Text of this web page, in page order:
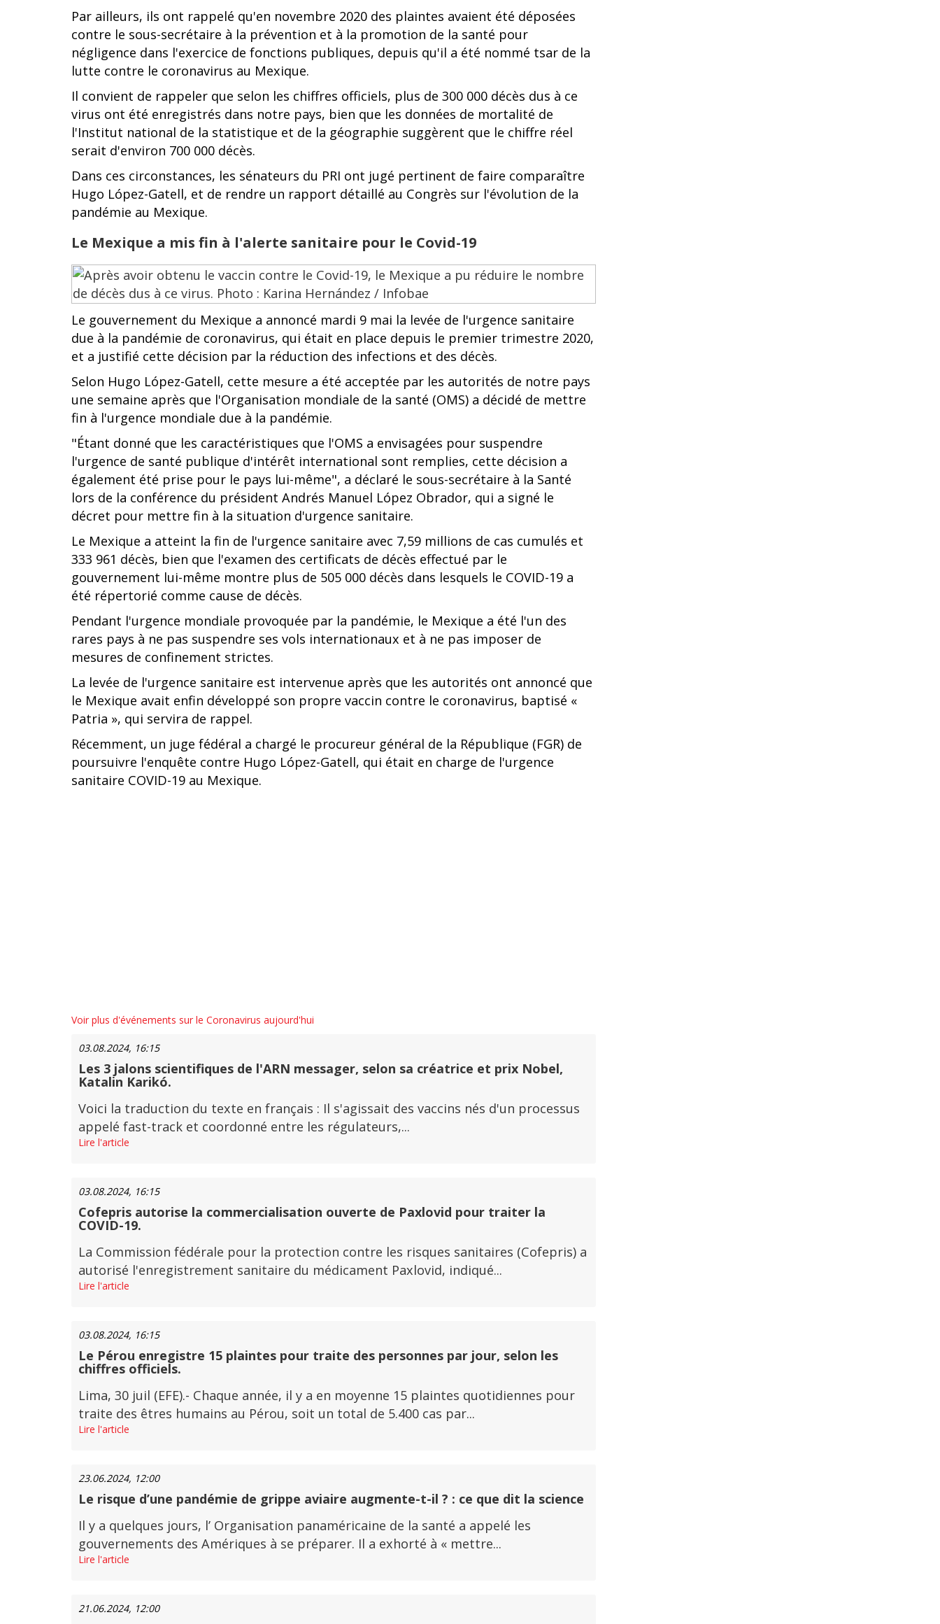
Par ailleurs, ils ont rappelé qu'en novembre 2020 des plaintes avaient été déposées
contre le sous-secrétaire à la prévention et à la promotion de la santé pour
négligence dans l'exercice de fonctions publiques, depuis qu'il a été nommé tsar de la
lutte contre le coronavirus au Mexique.
Il convient de rappeler que selon les chiffres officiels, plus de 300 000 décès dus à ce
virus ont été enregistrés dans notre pays, bien que les données de mortalité de
l'Institut national de la statistique et de la géographie suggèrent que le chiffre réel
serait d'environ 700 000 décès.
Dans ces circonstances, les sénateurs du PRI ont jugé pertinent de faire comparaître
Hugo López-Gatell, et de rendre un rapport détaillé au Congrès sur l'évolution de la
pandémie au Mexique.
Le Mexique a mis fin à l'alerte sanitaire pour le Covid-19
Le gouvernement du Mexique a annoncé mardi 9 mai la levée de l'urgence sanitaire
due à la pandémie de coronavirus, qui était en place depuis le premier trimestre 2020,
et a justifié cette décision par la réduction des infections et des décès.
Selon Hugo López-Gatell, cette mesure a été acceptée par les autorités de notre pays
une semaine après que l'Organisation mondiale de la santé (OMS) a décidé de mettre
fin à l'urgence mondiale due à la pandémie.
"Étant donné que les caractéristiques que l'OMS a envisagées pour suspendre
l'urgence de santé publique d'intérêt international sont remplies, cette décision a
également été prise pour le pays lui-même", a déclaré le sous-secrétaire à la Santé
lors de la conférence du président Andrés Manuel López Obrador, qui a signé le
décret pour mettre fin à la situation d'urgence sanitaire.
Le Mexique a atteint la fin de l'urgence sanitaire avec 7,59 millions de cas cumulés et
333 961 décès, bien que l'examen des certificats de décès effectué par le
gouvernement lui-même montre plus de 505 000 décès dans lesquels le COVID-19 a
été répertorié comme cause de décès.
Pendant l'urgence mondiale provoquée par la pandémie, le Mexique a été l'un des
rares pays à ne pas suspendre ses vols internationaux et à ne pas imposer de
mesures de confinement strictes.
La levée de l'urgence sanitaire est intervenue après que les autorités ont annoncé que
le Mexique avait enfin développé son propre vaccin contre le coronavirus, baptisé «
Patria », qui servira de rappel.
Récemment, un juge fédéral a chargé le procureur général de la République (FGR) de
poursuivre l'enquête contre Hugo López-Gatell, qui était en charge de l'urgence
sanitaire COVID-19 au Mexique.
Voir plus d'événements sur le Coronavirus aujourd'hui
03.08.2024, 16:15
Les 3 jalons scientifiques de l'ARN messager, selon sa créatrice et prix Nobel,
Katalin Karikó.
Voici la traduction du texte en français : Il s'agissait des vaccins nés d'un processus
appelé fast-track et coordonné entre les régulateurs,...
Lire l'article
03.08.2024, 16:15
Cofepris autorise la commercialisation ouverte de Paxlovid pour traiter la
COVID-19.
La Commission fédérale pour la protection contre les risques sanitaires (Cofepris) a
autorisé l'enregistrement sanitaire du médicament Paxlovid, indiqué...
Lire l'article
03.08.2024, 16:15
Le Pérou enregistre 15 plaintes pour traite des personnes par jour, selon les
chiffres officiels.
Lima, 30 juil (EFE).- Chaque année, il y a en moyenne 15 plaintes quotidiennes pour
traite des êtres humains au Pérou, soit un total de 5.400 cas par...
Lire l'article
23.06.2024, 12:00
Le risque d’une pandémie de grippe aviaire augmente-t-il ? : ce que dit la science
Il y a quelques jours, l’ Organisation panaméricaine de la santé a appelé les
gouvernements des Amériques à se préparer. Il a exhorté à « mettre...
Lire l'article
21.06.2024, 12:00